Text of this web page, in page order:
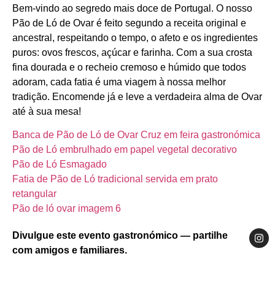
Bem-vindo ao segredo mais doce de Portugal. O nosso
Pão de Ló de Ovar é feito segundo a receita original e
ancestral, respeitando o tempo, o afeto e os ingredientes
puros: ovos frescos, açúcar e farinha. Com a sua crosta
fina dourada e o recheio cremoso e húmido que todos
adoram, cada fatia é uma viagem à nossa melhor
tradição. Encomende já e leve a verdadeira alma de Ovar
até à sua mesa!
Banca de Pão de Ló de Ovar Cruz em feira gastronómica
Pão de Ló embrulhado em papel vegetal decorativo
Pão de Ló Esmagado
Fatia de Pão de Ló tradicional servida em prato
retangular
Pão de ló ovar imagem 6
Divulgue este evento gastronómico — partilhe
com amigos e familiares.
Norte
Região de Aveiro
Ovar
Município de Ovar
Doçaria tradicional (pão de ló)